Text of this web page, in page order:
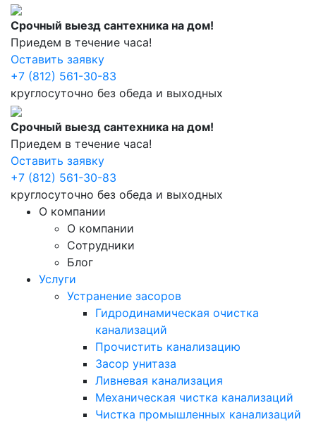
Срочный выезд сантехника на дом!
Приедем в течение часа!
Оставить заявку
+7 (812) 561-30-83
круглосуточно без обеда и выходных
Срочный выезд сантехника на дом!
Приедем в течение часа!
Оставить заявку
+7 (812) 561-30-83
круглосуточно без обеда и выходных
О компании
О компании
Сотрудники
Блог
Услуги
Устранение засоров
Гидродинамическая очистка
канализаций
Прочистить канализацию
Засор унитаза
Ливневая канализация
Механическая чистка канализаций
Чистка промышленных канализаций